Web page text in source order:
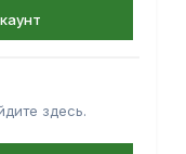
здесь.